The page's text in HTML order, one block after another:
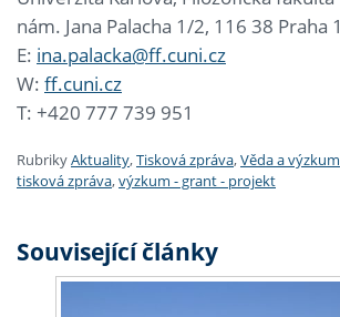
nám. Jana Palacha 1/2, 116 38 Praha 1
E: ina.palacka@ff.cuni.cz
W: ff.cuni.cz
T: +420 777 739 951
RubrikyAktuality,Tisková zpráva,Věda a výzkum
tisková zpráva,výzkum - grant - projekt
Související články